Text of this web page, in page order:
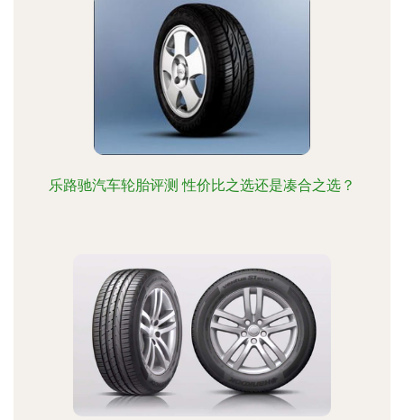
乐路驰汽车轮胎评测 性价比之选还是凑合之选？